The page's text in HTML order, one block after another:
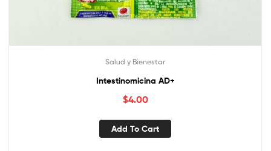
Salud y Bienestar
Intestinomicina AD+
$4.00
Add To Cart